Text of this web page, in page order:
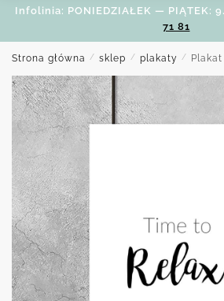
Infolinia: PONIEDZIAŁEK — PIĄTEK:
71 81
Strona główna / sklep / plakaty /